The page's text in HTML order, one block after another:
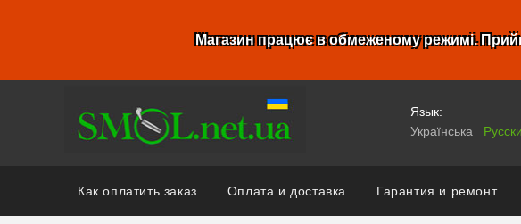
Магазин працює в обмеженому режимі.
Язык:
Українська
Как оплатить заказ Оплата и доставка Гарантия и ремонт